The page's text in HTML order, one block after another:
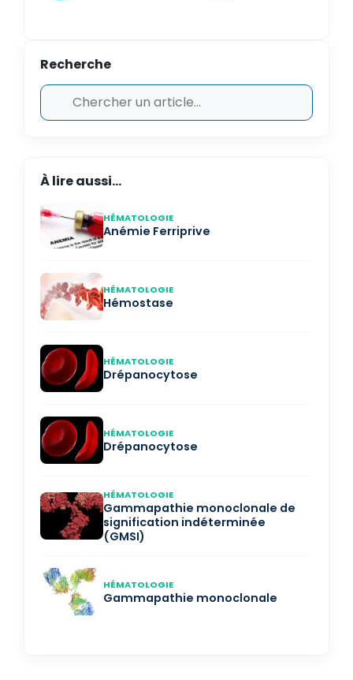
Recherche
À lire aussi...
HÉMATOLOGIE
Anémie Ferriprive
HÉMATOLOGIE
Hémostase
HÉMATOLOGIE
Drépanocytose
HÉMATOLOGIE
Drépanocytose
HÉMATOLOGIE
Gammapathie monoclonale de
signification indéterminée
(GMSI)
HÉMATOLOGIE
Gammapathie monoclonale